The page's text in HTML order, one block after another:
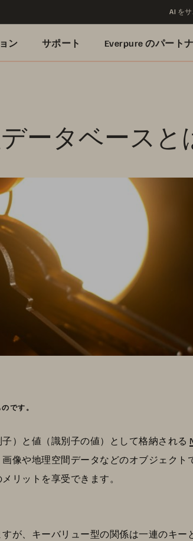
AI を
ン サポート Everpure のパート
ータベースと
です。
）と値（識別子の値）として格納される
像や地理空間データなどのオブジェクト
リットを享受できます。
が、キーバリュー型の関係は一連のキー